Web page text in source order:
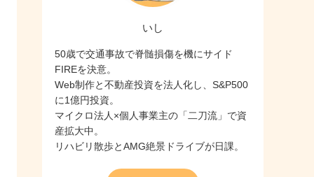
いし
50歳で交通事故で脊髄損傷を機にサイド
FIREを決意。
Web制作と不動産投資を法人化し、S&P500
に1億円投資。
マイクロ法人×個人事業主の「二刀流」で資
産拡大中。
リハビリ散歩とAMG絶景ドライブが日課。